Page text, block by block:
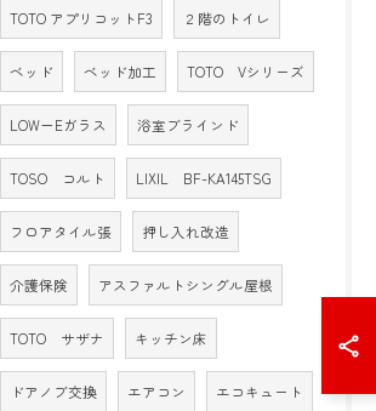
TOTO アプリコットF3 ２階のトイレ
ベッド ベッド加工 TOTO Vシリーズ
LOW－Eガラス 浴室ブラインド
TOSO コルト LIXIL BF-KA145TSG
フロアタイル張 押し入れ改造
介護保険 アスファルトシングル屋根
TOTO サザナ キッチン床
ドアノブ交換 エアコン エコキュート